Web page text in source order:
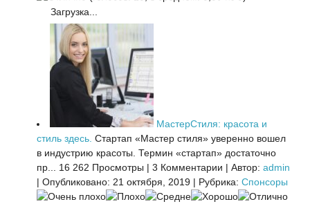
Загрузка...
МастерСтиля: красота и
стиль здесь. Стартап «Мастер стиля» уверенно вошел
в индустрию красоты. Термин «стартап» достаточно
пр...
16 262 Просмотры | 3 Комментарии | Автор: admin
| Опубликовано: 21 октября, 2019 | Рубрика: Спонсоры